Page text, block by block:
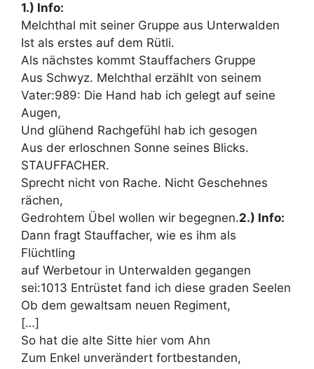
1.) Info:
Melchthal mit seiner Gruppe aus Unterwalden
Ist als erstes auf dem Rütli.
Als nächstes kommt Stauffachers Gruppe
Aus Schwyz. Melchthal erzählt von seinem
Vater:989: Die Hand hab ich gelegt auf seine
Augen,
Und glühend Rachgefühl hab ich gesogen
Aus der erloschnen Sonne seines Blicks.
STAUFFACHER.
Sprecht nicht von Rache. Nicht Geschehnes
rächen,
Gedrohtem Übel wollen wir begegnen.2.) Info:
Dann fragt Stauffacher, wie es ihm als
Flüchtling
auf Werbetour in Unterwalden gegangen
sei:1013 Entrüstet fand ich diese graden Seelen
Ob dem gewaltsam neuen Regiment,
[…]
So hat die alte Sitte hier vom Ahn
Zum Enkel unverändert fortbestanden,